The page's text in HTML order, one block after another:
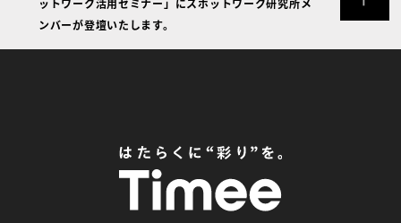
ンバーが登壇いたします。